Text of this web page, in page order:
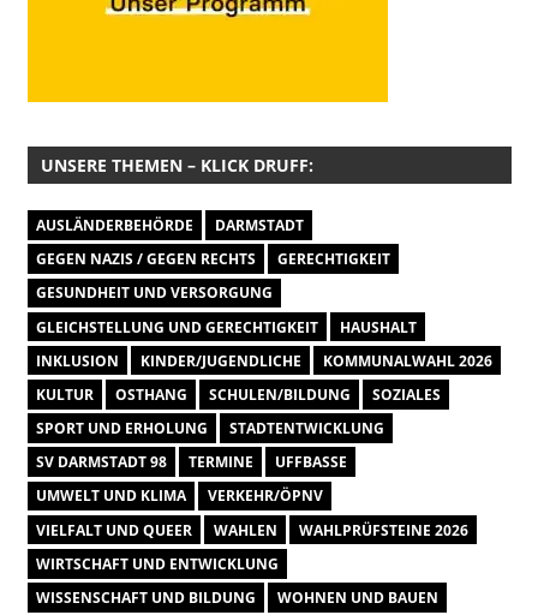
UNSERE THEMEN – KLICK DRUFF:
AUSLÄNDERBEHÖRDE
DARMSTADT
GEGEN NAZIS / GEGEN RECHTS
GERECHTIGKEIT
GESUNDHEIT UND VERSORGUNG
GLEICHSTELLUNG UND GERECHTIGKEIT
HAUSHALT
INKLUSION
KINDER/JUGENDLICHE
KOMMUNALWAHL 2026
KULTUR
OSTHANG SCHULEN/BILDUNG
SOZIALES
SPORT UND ERHOLUNG
STADTENTWICKLUNG
SV DARMSTADT 98
TERMINE
UFFBASSE
UMWELT UND KLIMA
VERKEHR/ÖPNV
VIELFALT UND QUEER
WAHLEN
WAHLPRÜFSTEINE 2026
WIRTSCHAFT UND ENTWICKLUNG
WISSENSCHAFT UND BILDUNG
WOHNEN UND BAUEN